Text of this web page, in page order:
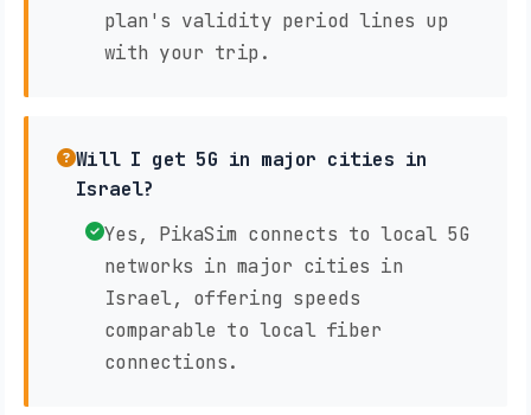
plan's validity period lines up
with your trip.
Will I get 5G in major cities in
Israel?
Yes, PikaSim connects to local 5G
networks in major cities in
Israel, offering speeds
comparable to local fiber
connections.